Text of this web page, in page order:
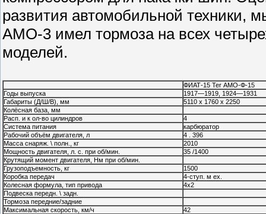
развития автомобильной техники,
АМО-3 имел тормоза на всех
моделей.
ФИАТ-15 Ter АМО-Ф-15
Годы выпуска
1917—1919, 1924—1931
Габариты (Д/Ш/В), мм
5110 x 1760 x 2250
Колёсная база, мм
Расп. и к ол-во цилиндров
4
Система питания
карбюратор
Рабочий объём двигателя, л
4 . 396
Масса снаряж. \ полн., кг
2010
Мощность двигателя, л. с. при об/мин.
35 /1400
Крутящий момент двигателя, Нм при об/мин.
Грузоподъемность, кг
1500
Коробка передач
4-ступ. м ех.
Колесная формула, тип привода
4х2
Подвеска передн. \ задн.
Тормоза передние/задние
Максимальная скорость, км/ч
42